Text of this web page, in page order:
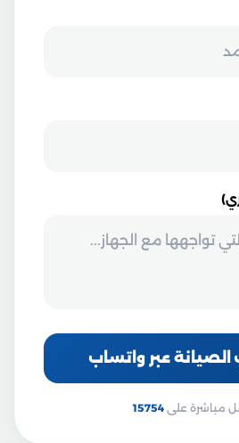
الصيانة عبر واتساب
مباشرة على 15754